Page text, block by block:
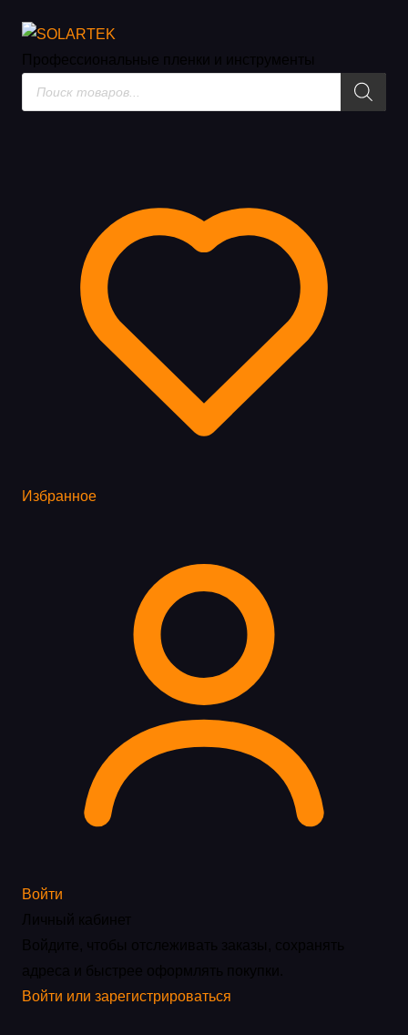
Каталог товаров
Поиск
товаров
Избранное
Войти
Войти или зарегистрироваться